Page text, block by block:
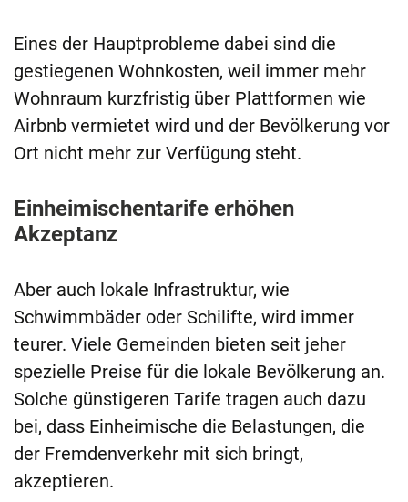
Eines der Hauptprobleme dabei sind die
gestiegenen Wohnkosten, weil immer mehr
Wohnraum kurzfristig über Plattformen wie
Airbnb vermietet wird und der Bevölkerung vor
Ort nicht mehr zur Verfügung steht.
Einheimischentarife erhöhen
Akzeptanz
Aber auch lokale Infrastruktur, wie
Schwimmbäder oder Schilifte, wird immer
teurer. Viele Gemeinden bieten seit jeher
spezielle Preise für die lokale Bevölkerung an.
Solche günstigeren Tarife tragen auch dazu
bei, dass Einheimische die Belastungen, die
der Fremdenverkehr mit sich bringt,
akzeptieren.